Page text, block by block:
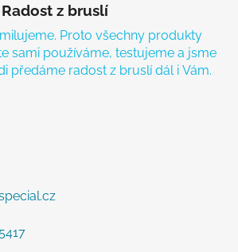
z bruslí
Proto všechny produkty
sami používáme, testujeme a jsme
předáme radost z bruslí dál i Vám.